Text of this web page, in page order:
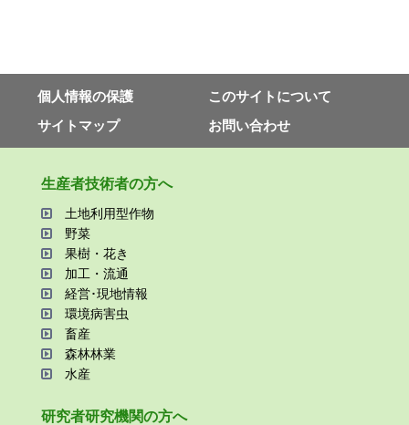
個⼈情報の保護
このサイトについて
サイトマップ
お問い合わせ
⽣産者技術者の⽅へ
⼟地利⽤型作物
野菜
果樹・花き
加⼯・流通
経営･現地情報
環境病害⾍
畜産
森林林業
⽔産
研究者研究機関の⽅へ